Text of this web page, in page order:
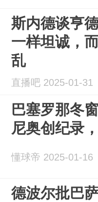
斯内德谈亨
一样坦诚，
乱
直播吧 2025-01-31
巴塞罗那冬
尼奥创纪录
懂球帝 2025-01-16
德波尔批巴